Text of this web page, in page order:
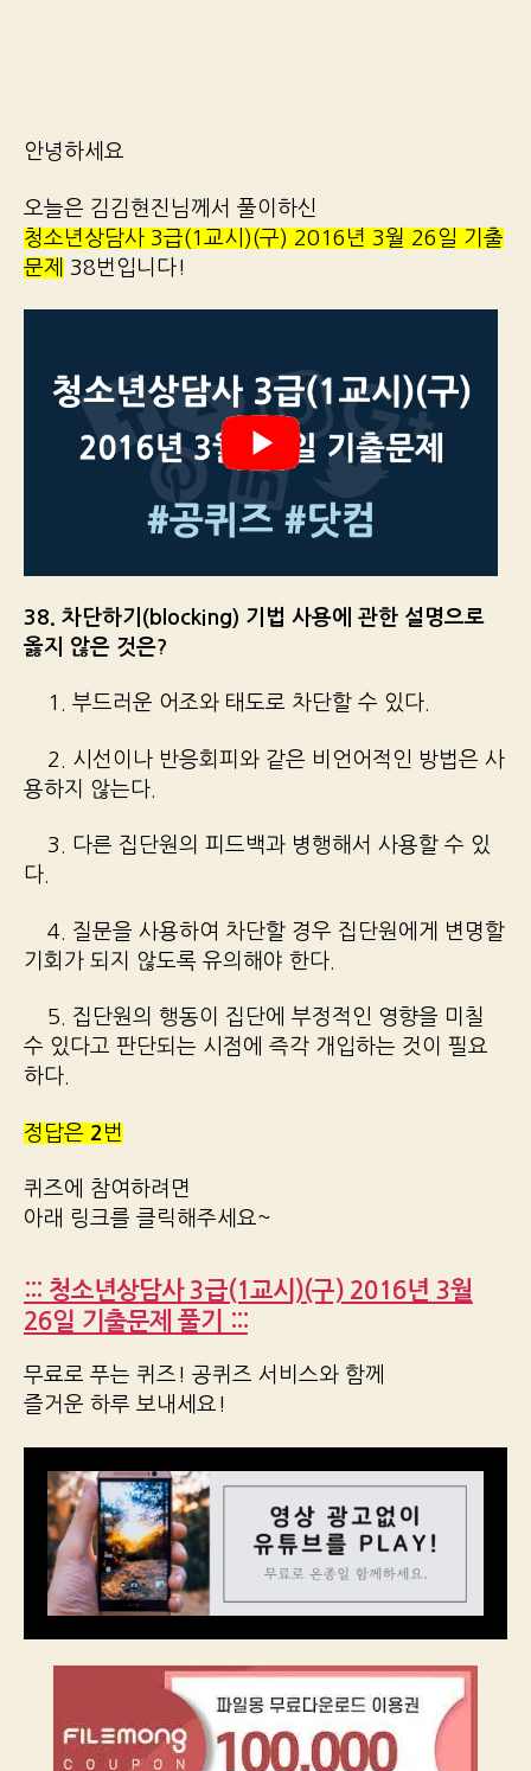
안녕하세요
오늘은 김김현진님께서 풀이하신
청소년상담사 3급(1교시)(구) 2016년 3월 26일 기출
문제
38번입니다!
38. 차단하기(blocking) 기법 사용에 관한 설명으로
옳지 않은 것은?
1. 부드러운 어조와 태도로 차단할 수 있다.
2. 시선이나 반응회피와 같은 비언어적인 방법은 사
용하지 않는다.
3. 다른 집단원의 피드백과 병행해서 사용할 수 있
다.
4. 질문을 사용하여 차단할 경우 집단원에게 변명할
기회가 되지 않도록 유의해야 한다.
5. 집단원의 행동이 집단에 부정적인 영향을 미칠
수 있다고 판단되는 시점에 즉각 개입하는 것이 필요
하다.
정답은 2 번
퀴즈에 참여하려면
아래 링크를 클릭해주세요~
::: 청소년상담사 3급(1교시)(구) 2016년 3월
26일 기출문제 풀기 :::
무료로 푸는 퀴즈! 공퀴즈 서비스와 함께
즐거운 하루 보내세요!